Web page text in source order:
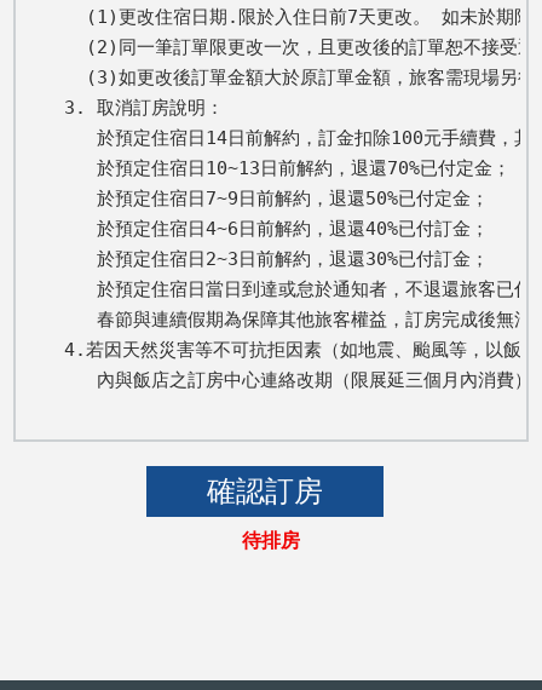
(1)更改住宿日期.限於入住日前7天更改。 如未於期
(2)同一筆訂單限更改一次，且更改後的訂單恕不接受退
(3)如更改後訂單金額大於原訂單金額，旅客需現場另
3. 取消訂房說明：
於預定住宿日14日前解約，訂金扣除100元手續費，
   於預定住宿日10~13日前解約，退還70%已付定金；
   於預定住宿日7~9日前解約，退還50%已付定金；
   於預定住宿日4~6日前解約，退還40%已付訂金；
   於預定住宿日2~3日前解約，退還30%已付訂金；
於預定住宿日當日到達或怠於通知者，不退還旅客已付
春節與連續假期為保障其他旅客權益，訂房完成後無
4.若因天然災害等不可抗拒因素（如地震、颱風等，以飯
內與飯店之訂房中心連絡改期（限展延三個月內消費
待排房